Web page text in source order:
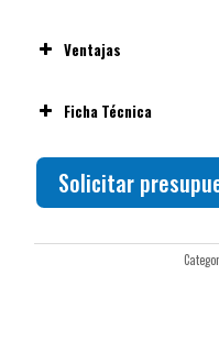
Ventajas
Ficha Técnica
Solicitar